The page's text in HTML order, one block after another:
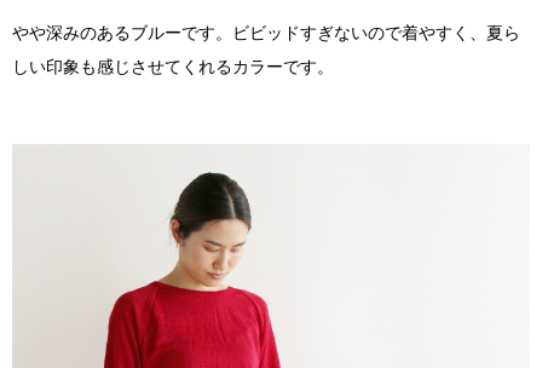
やや深みのあるブルーです。ビビッドすぎないので着やすく、夏ら
しい印象も感じさせてくれるカラーです。